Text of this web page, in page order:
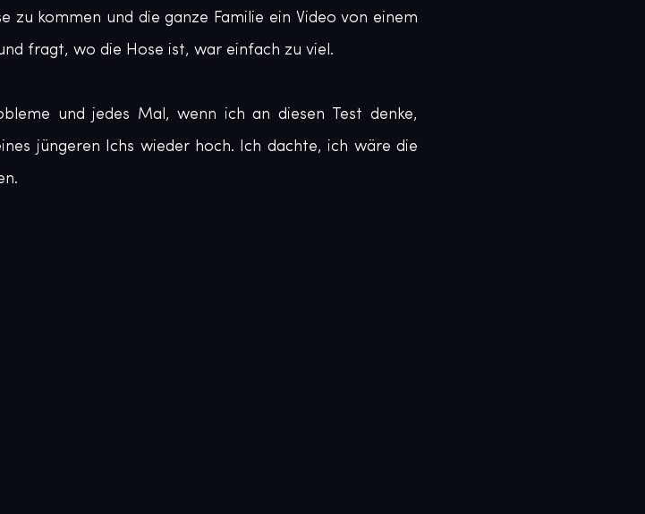
zu kommen und die ganze Familie ein Video von einem
fragt, wo die Hose ist, war einfach zu viel.
und jedes Mal, wenn ich an diesen Test denke,
jüngeren Ichs wieder hoch. Ich dachte, ich wäre die